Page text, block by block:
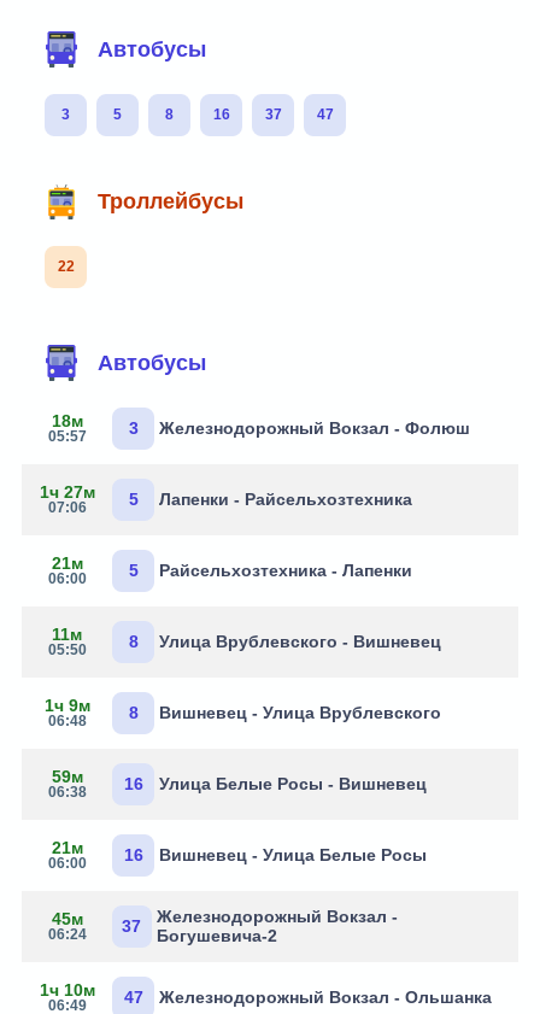
Автобусы
3 5 8 16 37 47
Троллейбусы
22
Автобусы
18м
05:57 3 Железнодорожный Вокзал - Фолюш
1ч 27м
07:06 5 Лапенки - Райсельхозтехника
21м
06:00 5 Райсельхозтехника - Лапенки
11м
05:50 8 Улица Врублевского - Вишневец
1ч 9м
06:48 8 Вишневец - Улица Врублевского
59м
06:38 16 Улица Белые Росы - Вишневец
21м
06:00 16 Вишневец - Улица Белые Росы
45м
06:24 37
Железнодорожный Вокзал -
Богушевича-2
1ч 10м
06:49 47 Железнодорожный Вокзал - Ольшанка